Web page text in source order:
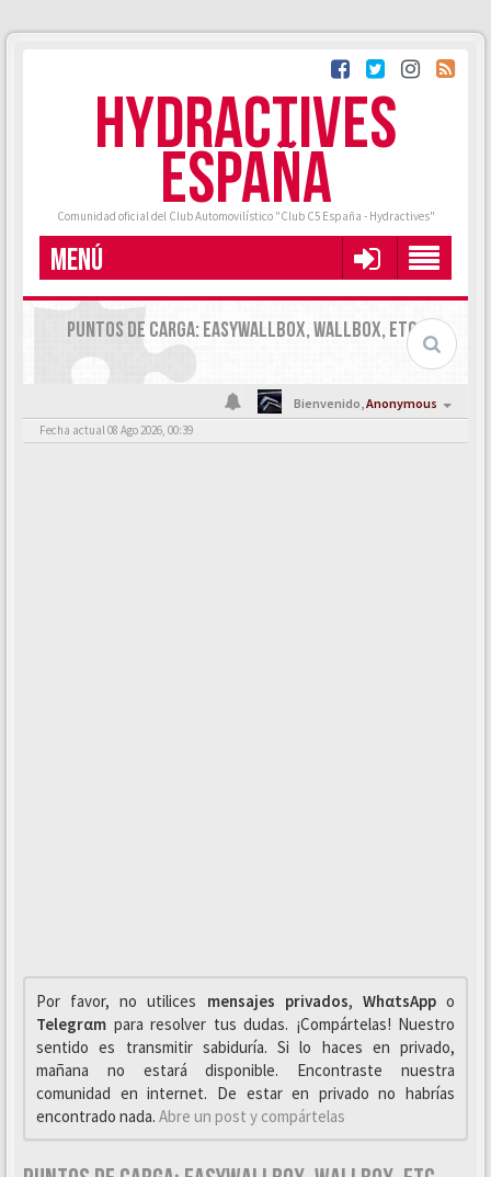
HYDRACTIVES
ESPAÑA
Comunidad oficial del Club Automovilístico "Club C5 España - Hydractives"
MENÚ
PUNTOS DE CARGA: EASYWALLBOX, WALLBOX, ETC.
Bienvenido,Anonymous
Fecha actual 08 Ago 2026, 00:39
Por favor, no utilices mensajes privados, WhαtsAppo
Telegrαm para resolver tus dudas. ¡Compártelas! Nuestro
sentido es transmitir sabiduría. Si lo haces en privado,
mañana no estará disponible. Encontraste nuestra
comunidad en internet. De estar en privado no habrías
encontrado nada. Abre un post y compártelas